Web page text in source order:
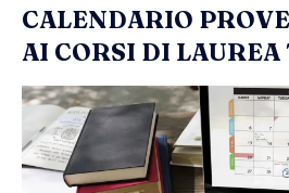
CALENDARIO
AI CORSI DI